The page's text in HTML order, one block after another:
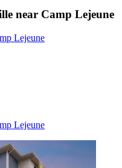
near Camp Lejeune
Lejeune
Lejeune